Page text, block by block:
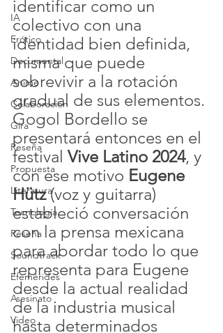
IA
Erótico
Documental
Anime
Colaboración
Gira
Reseña
Propuesta
Literatura
Tecnología
Reseña
Soundtrack
Efemérides
Asesinato
Video
identificar como un
colectivo con una
identidad bien definida,
misma que puede
sobrevivir a la rotación
gradual de sus elementos.
Gogol Bordello se
presentará entonces en el
festival Vive Latino 2024, y
con ese motivo Eugene
Hütz (voz y guitarra)
estableció conversación
con la prensa mexicana
para abordar todo lo que
representa para Eugene
desde la actual realidad
de la industria musical
hasta determinados